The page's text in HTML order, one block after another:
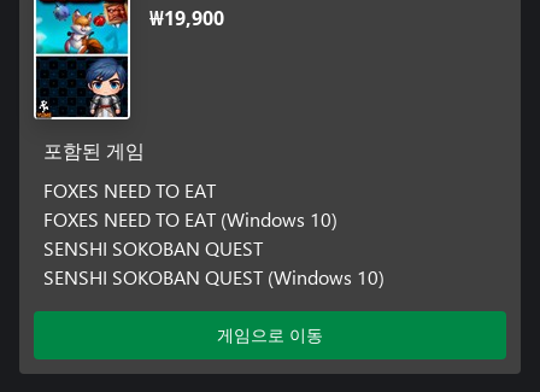
₩19,900
포함된 게임
FOXES NEED TO EAT
FOXES NEED TO EAT (Windows 10)
SENSHI SOKOBAN QUEST
SENSHI SOKOBAN QUEST (Windows 10)
게임으로 이동